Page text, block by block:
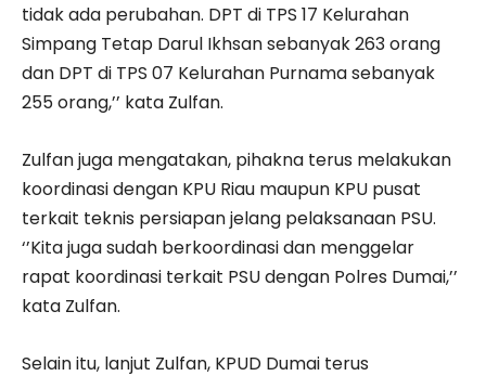
tidak ada perubahan. DPT di TPS 17 Kelurahan
Simpang Tetap Darul Ikhsan sebanyak 263 orang
dan DPT di TPS 07 Kelurahan Purnama sebanyak
255 orang,’’ kata Zulfan.
Zulfan juga mengatakan, pihakna terus melakukan
koordinasi dengan KPU Riau maupun KPU pusat
terkait teknis persiapan jelang pelaksanaan PSU.
‘’Kita juga sudah berkoordinasi dan menggelar
rapat koordinasi terkait PSU dengan Polres Dumai,’’
kata Zulfan.
Selain itu, lanjut Zulfan, KPUD Dumai terus